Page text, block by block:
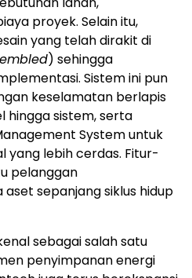
proyek. Selain itu,
yang telah dirakit di
) sehingga
Sistem ini pun
keselamatan berlapis
hingga sistem, serta
System untuk
yang lebih cerdas. Fitur-
pelanggan
sepanjang siklus hidup
sebagai salah satu
penyimpanan energi